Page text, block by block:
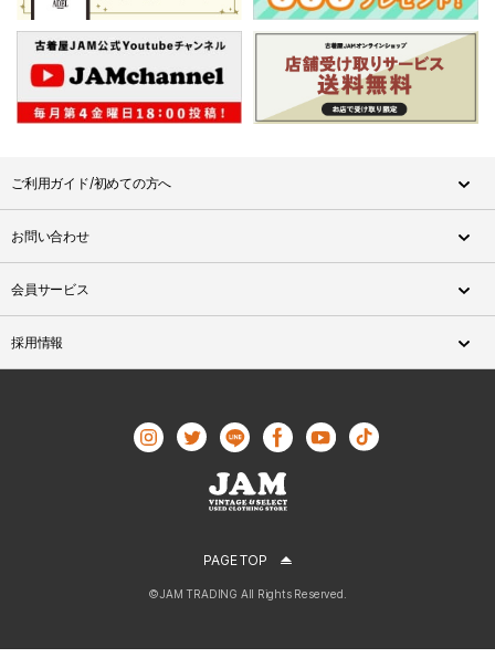
ご利用ガイド/初めての方へ
お問い合わせ
会員サービス
採用情報
PAGE TOP
©JAM TRADING All Rights Reserved.